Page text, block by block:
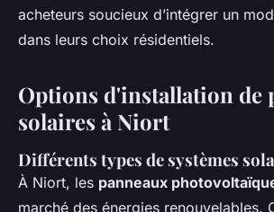
acheteurs soucieux d’intégrer un
dans leurs choix résidentiels.
Options d'installation de
solaires à Niort
Différents types de systèmes
À Niort, les panneaux
marché des énergies renouvelables.